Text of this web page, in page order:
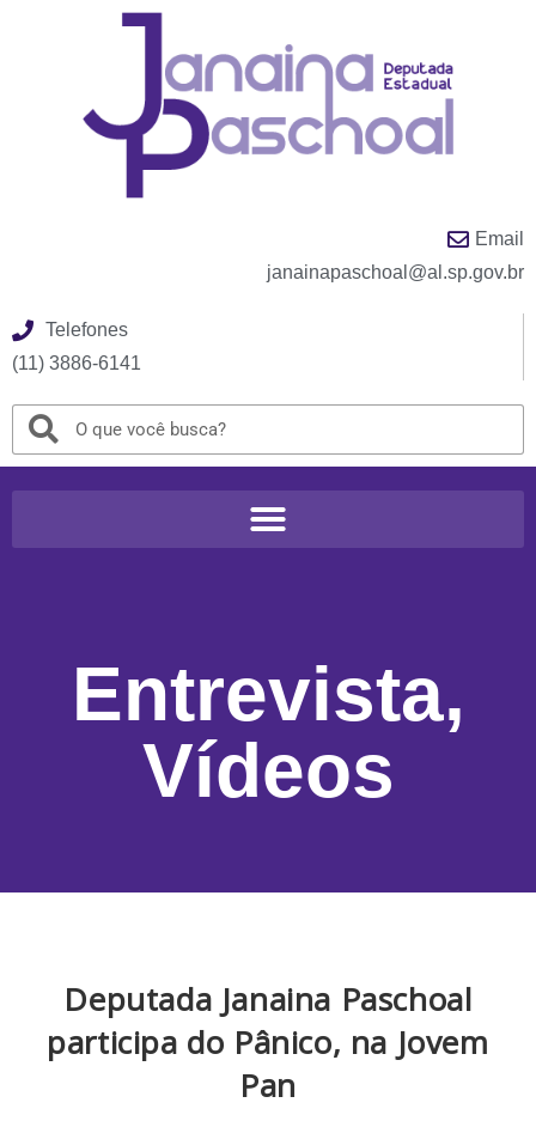
Email
janainapaschoal@al.sp.gov.br
Telefones
(11) 3886-6141
Entrevista,
Vídeos
Deputada Janaina Paschoal
participa do Pânico, na Jovem
Pan